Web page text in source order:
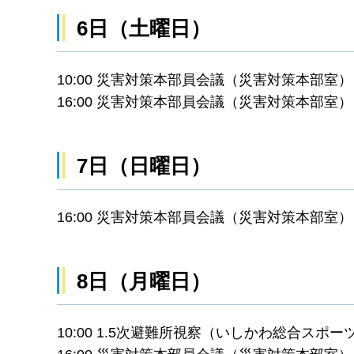
6日（土曜日）
10:00 災害対策本部員会議（災害対策本部室）
16:00 災害対策本部員会議（災害対策本部室）
7日（日曜日）
16:00 災害対策本部員会議（災害対策本部室）
8日（月曜日）
10:00 1.5次避難所視察（いしかわ総合スポー